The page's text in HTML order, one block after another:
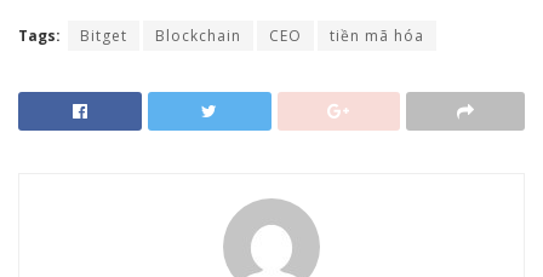
Tags: Bitget Blockchain CEO tiền mã hóa